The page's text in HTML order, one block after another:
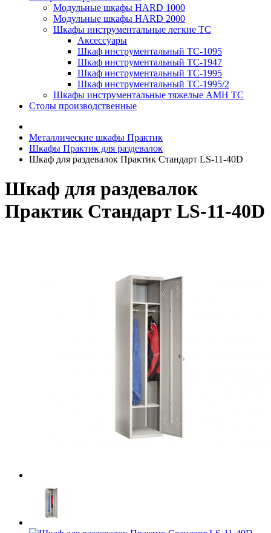
Модульные шкафы HARD 1000
Модульные шкафы HARD 2000
Шкафы инструментальные легкие ТС
Аксессуары
Шкаф инструментальный TC-1095
Шкаф инструментальный TC-1947
Шкаф инструментальный TC-1995
Шкаф инструментальный TC-1995/2
Шкафы инструментальные тяжелые AMH TC
Столы производственные
Металлические шкафы Практик
Шкафы Практик для раздевалок
Шкаф для раздевалок Практик Стандарт LS-11-40D
Шкаф для раздевалок
Практик Стандарт LS-11-40D